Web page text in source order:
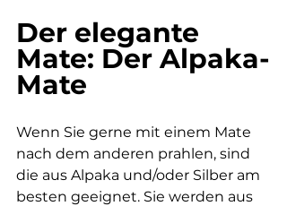
Der elegante
Mate: Der Alpaka-
Mate
Wenn Sie gerne mit einem Mate
nach dem anderen prahlen, sind
die aus Alpaka und/oder Silber am
besten geeignet. Sie werden aus